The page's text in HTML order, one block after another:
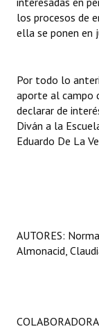
los procesos de
ella se ponen en
Por todo lo
aporte al campo
declarar de
Diván a la
Eduardo De La
AUTORES:
Almonacid,